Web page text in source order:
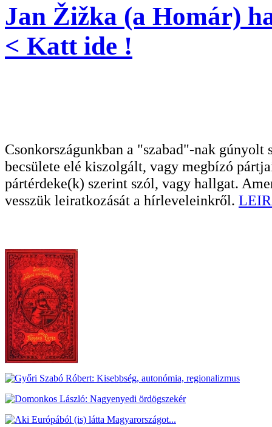
Jan Žižka (a Homár)
< Katt ide !
Csonkországunkban a "szabad"-nak
becsülete elé kiszolgált, vagy megbízó
pártérdeke(k) szerint szól, vagy hallgat.
vesszük leiratkozását a hírleveleinkről.